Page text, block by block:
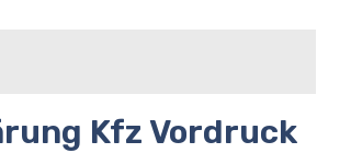
Kfz Vordruck